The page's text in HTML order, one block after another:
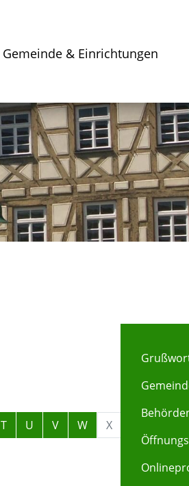
Gemeinde & Einrichtungen
T U V W X